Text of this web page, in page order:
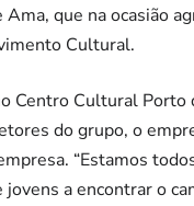
que na ocasião
Cultural.
Centro Cultural
do grupo, o
“Estamos
jovens a encontrar o